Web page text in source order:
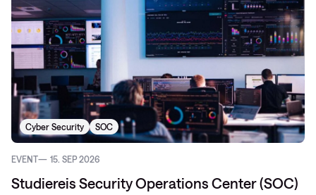
Cyber Security SOC
EVENT 15. SEP 2026
Studiereis Security Operations Center (SOC)